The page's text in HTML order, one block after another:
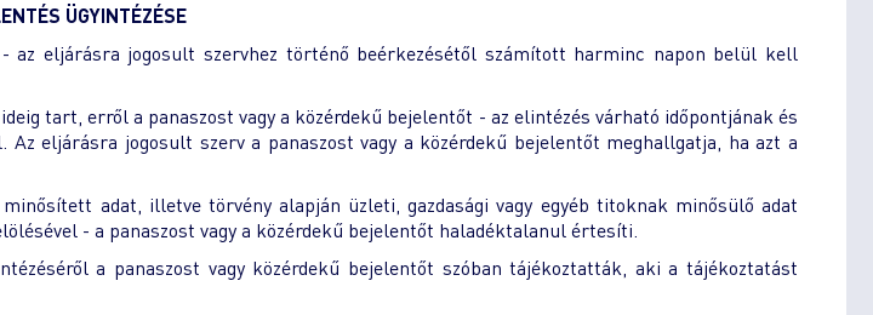
ÜGYINTÉZÉSE
eljárásra jogosult szervhez történő beérkezésétől számított harminc napon belül kell
tart, erről a panaszost vagy a közérdekű bejelentőt - az elintézés várható időpontjának és
eljárásra jogosult szerv a panaszost vagy a közérdekű bejelentőt meghallgatja, ha azt a
adat, illetve törvény alapján üzleti, gazdasági vagy egyéb titoknak minősülő adat
- a panaszost vagy a közérdekű bejelentőt haladéktalanul értesíti.
a panaszost vagy közérdekű bejelentőt szóban tájékoztatták, aki a tájékoztatást